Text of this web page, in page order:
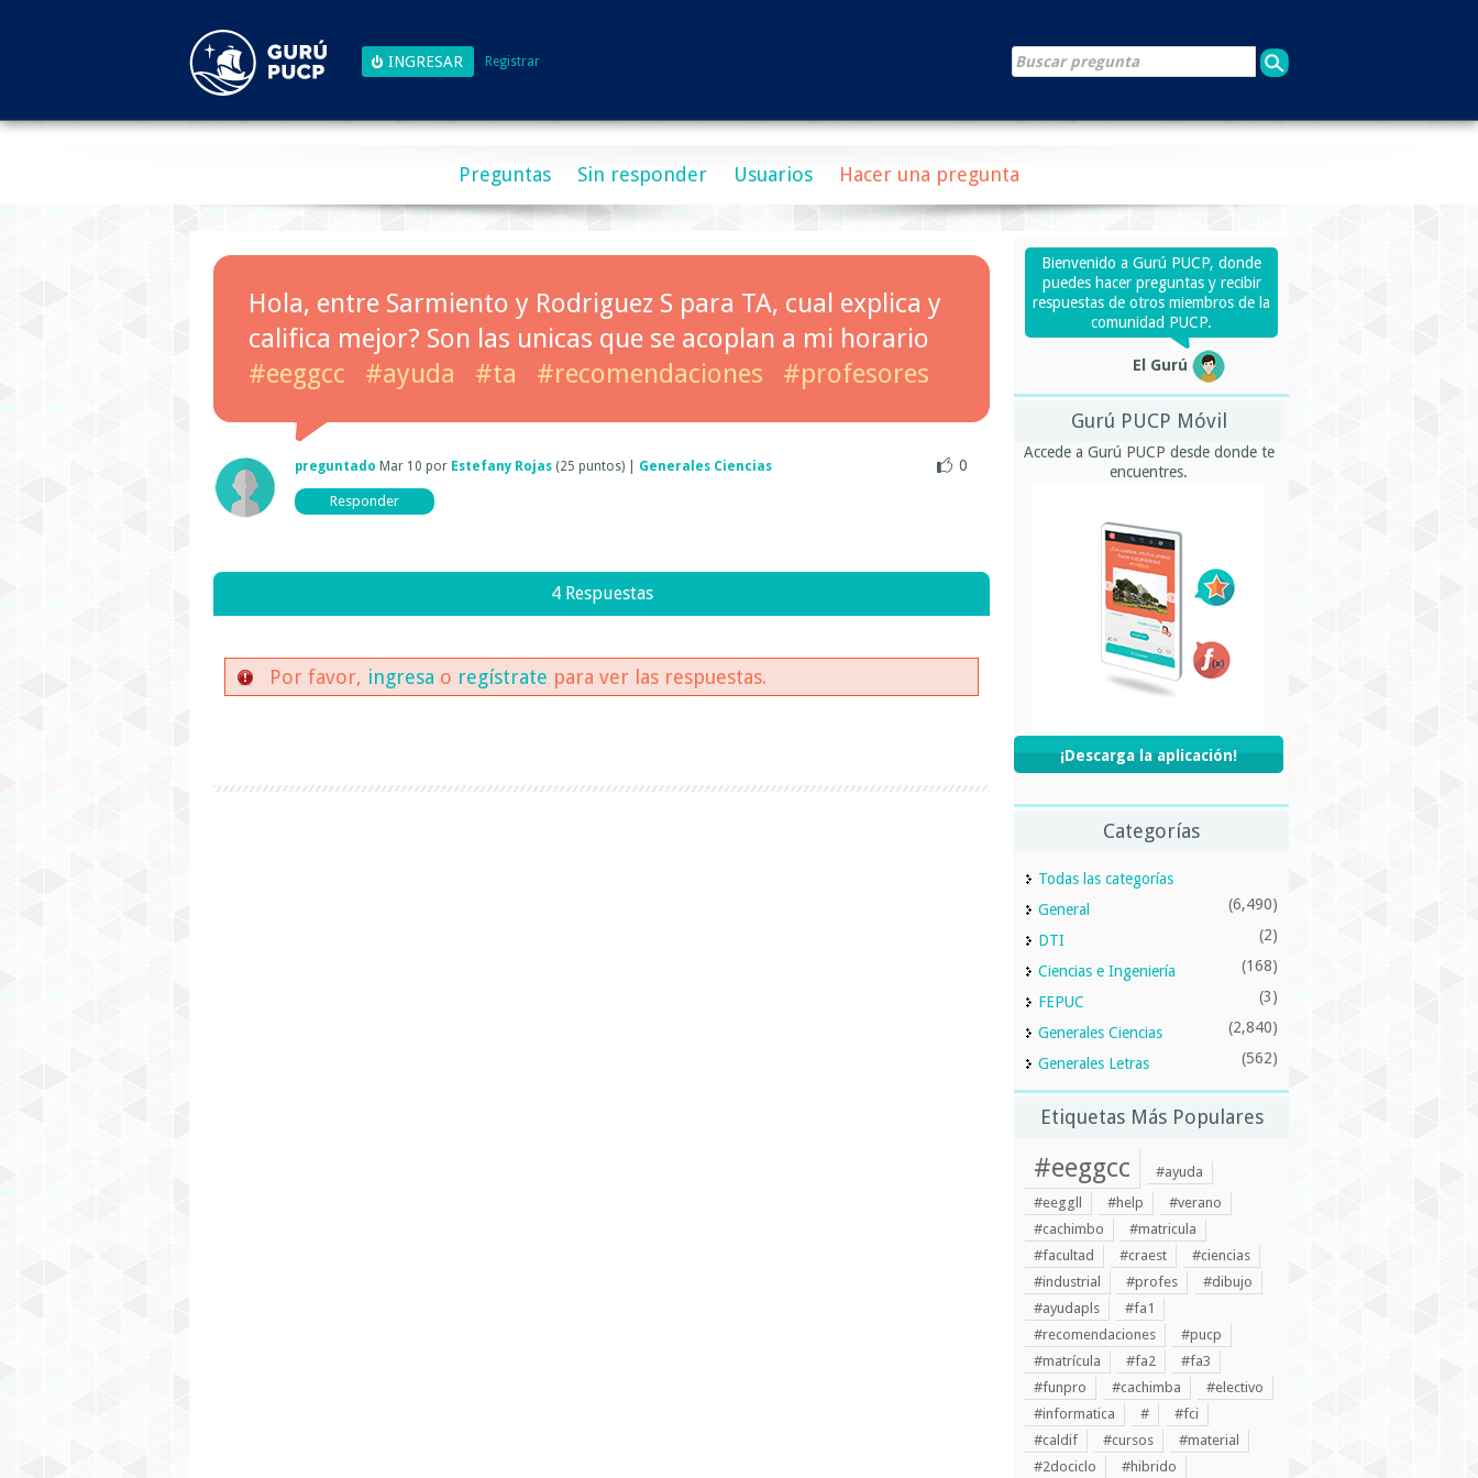
Registrar
Preguntas Sin responder Usuarios Hacer una pregunta
Hola, entre Sarmiento y Rodriguez S para TA, cual explica y
califica mejor? Son las unicas que se acoplan a mi horario
#eeggcc
#ayuda #ta #recomendaciones #profesores
0
preguntado Mar 10 por Estefany Rojas (25 puntos) Generales Ciencias
4 Respuestas
Por favor, ingresa o regístrate para ver las respuestas.
Bienvenido a Gurú PUCP, donde
puedes hacer preguntas y recibir
respuestas de otros miembros de la
comunidad PUCP.
El Gurú
Gurú PUCP Móvil
Accede a Gurú PUCP desde donde te
encuentres.
¡Descarga la aplicación!
Categorías
Todas las categorías
General
(6,490)
DTI (2)
Ciencias e Ingeniería (168)
FEPUC (3)
Generales Ciencias (2,840)
Generales Letras (562)
Etiquetas Más Populares
#eeggcc
#ayuda
#eeggll
#help
#verano
#cachimbo
#matricula
#facultad
#craest
#ciencias
#industrial
#profes
#dibujo
#ayudapls
#fa1
#recomendaciones
#pucp
#matrícula
#fa2
#fa3
#funpro
#cachimba
#electivo
#informatica
#
#fci
#caldif
#cursos
#material
#2dociclo
#hibrido